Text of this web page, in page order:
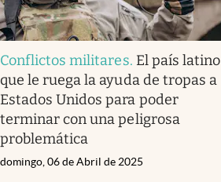
Conflictos militares. El país latino
que le ruega la ayuda de tropas a
Estados Unidos para poder
terminar con una peligrosa
problemática
domingo, 06 de Abril de 2025